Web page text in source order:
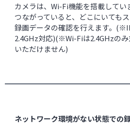
カメラは、Wi-Fi機能を搭載してい
つながっていると、どこにいても
録画データの確認を行えます。
2.4GHz対応)(※Wi-Fiは2.4GHzの
いただけません)
ネットワーク環境がない状態での